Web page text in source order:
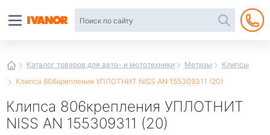
Каталог товаров для авто- и мототехники Метизы
Клипсы
Клипса 806крепления УПЛОТНИТ NISS AN 155309311 (20)
Клипса 806крепления УПЛОТНИТ
NISS AN 155309311 (20)
интернет-